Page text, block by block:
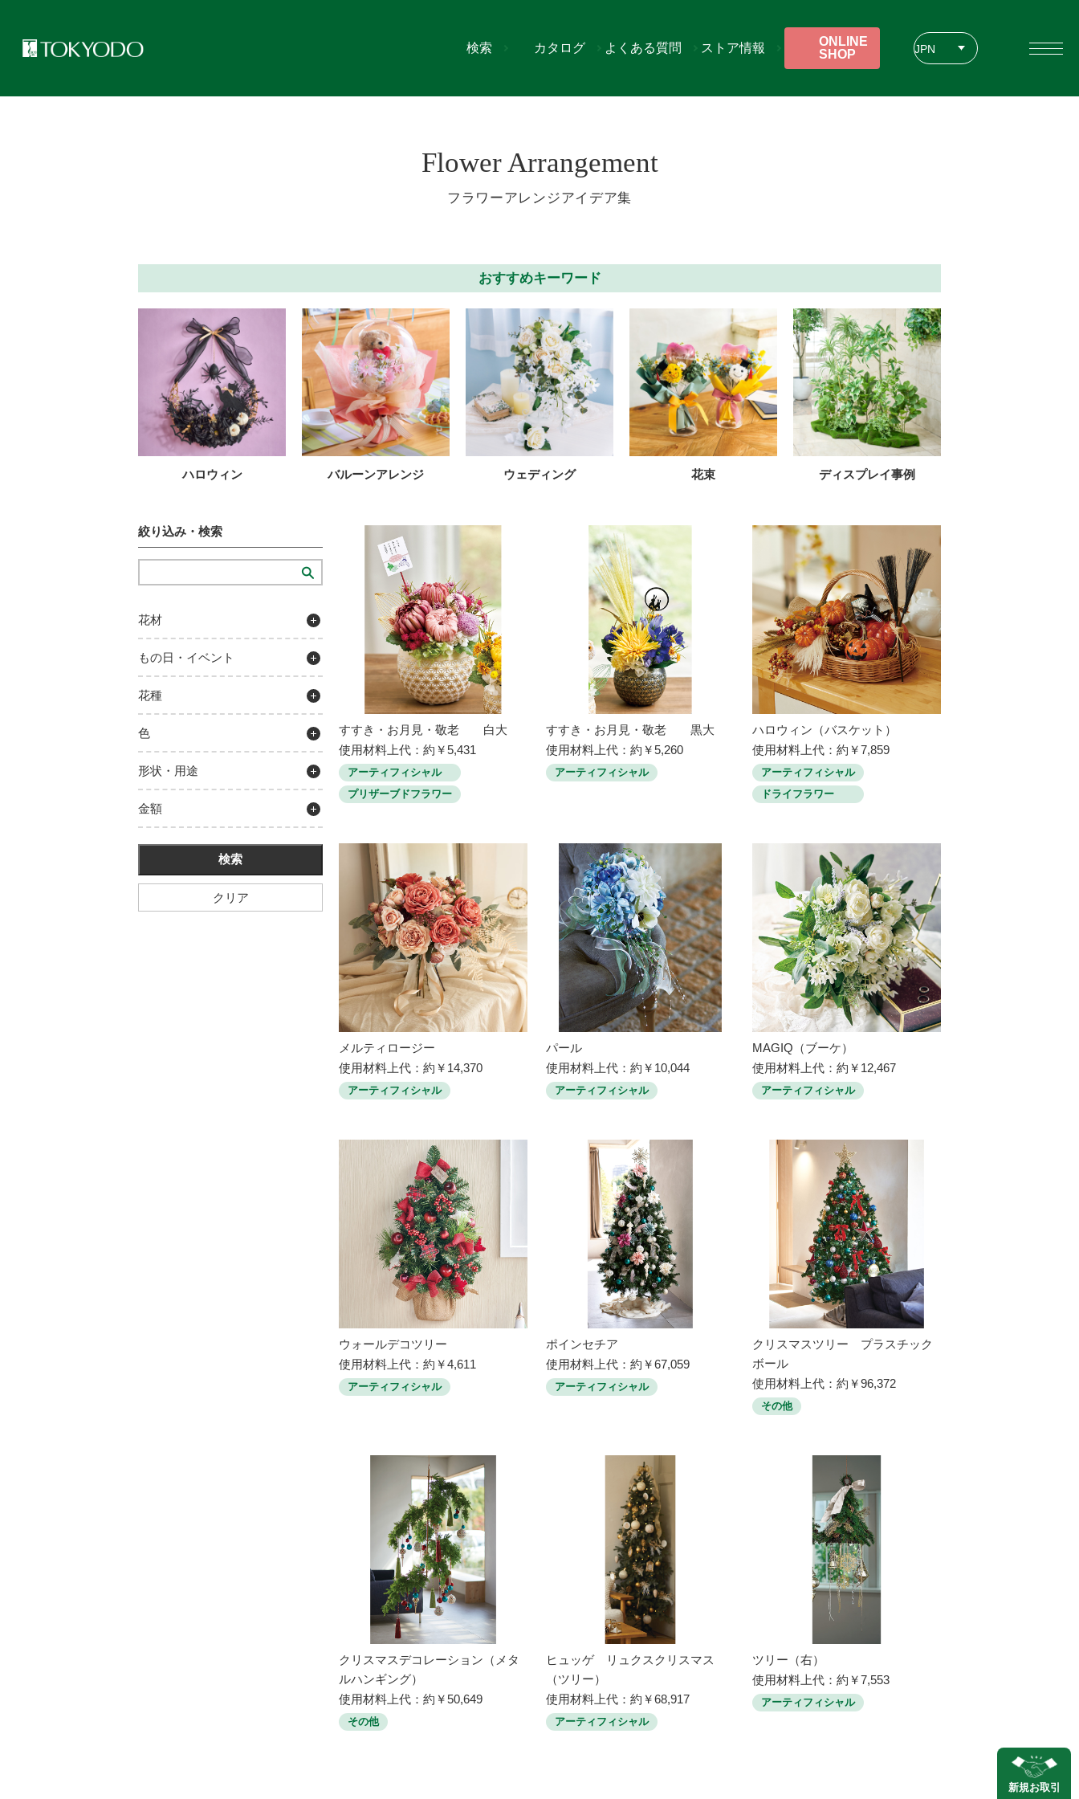
検索 JPN
カタログ よくある質問 ストア情報
ONLINE
SHOP
Flower Arrangement
フラワーアレンジアイデア集
おすすめキーワード
ハロウィン バルーンアレンジ ウェディング 花束 ディスプレイ事例
絞り込み・検索
花材
もの日・イベント
花種
色
形状・用途
金額
クリア
すすき・お月見・敬老 白大
使用材料上代：約￥5,431
アーティフィシャル
プリザーブドフラワー
すすき・お月見・敬老 黒大
使用材料上代：約￥5,260
アーティフィシャル
ハロウィン（バスケット）
使用材料上代：約￥7,859
アーティフィシャル
ドライフラワー
メルティロージー
使用材料上代：約￥14,370
アーティフィシャル
パール
使用材料上代：約￥10,044
アーティフィシャル
MAGIQ（ブーケ）
使用材料上代：約￥12,467
アーティフィシャル
ウォールデコツリー
使用材料上代：約￥4,611
アーティフィシャル
ポインセチア
使用材料上代：約￥67,059
アーティフィシャル
クリスマスツリー プラスチック
ボール
使用材料上代：約￥96,372
その他
クリスマスデコレーション（メタ
ルハンギング）
使用材料上代：約￥50,649
その他
ヒュッゲ リュクスクリスマス
（ツリー）
使用材料上代：約￥68,917
アーティフィシャル
ツリー（右）
使用材料上代：約￥7,553
アーティフィシャル
新規お取引